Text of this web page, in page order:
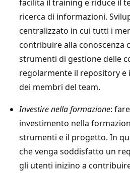
facilita il training e riduce il
ricerca di informazioni.
centralizzato in cui tutti i
contribuire alla conoscenza
strumenti di gestione delle
regolarmente il repository
dei membri del team.
Investire nella formazione:
investimento nella
strumenti e il progetto. In
che venga soddisfatto un
gli utenti inizino a